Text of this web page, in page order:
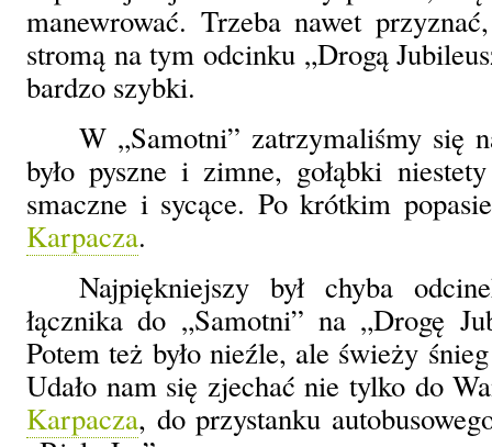
manewrować. Trzeba nawet
stromą na tym odcinku „Drogą
bardzo szybki.
W „Samotni” zatrzymaliśmy się
było pyszne i zimne, gołąbki
smaczne i sycące. Po krótkim
Karpacza.
Najpiękniejszy był chyba
łącznika do „Samotni” na „Drogę
Potem też było nieźle, ale świeży
Udało nam się zjechać nie tylko do
Karpacza, do przystanku